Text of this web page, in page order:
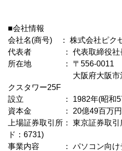
■会社情報
会社名(商号) ： 株式会社ピク
代表者 ： 代表取締役社
所在地 ： 〒556-0011
大阪府大阪市浪速区
クスタワー25F
設立 ： 1982年(昭和57
資本金 ： 20億49百万円
上場証券取引所： 東京証券取
ド：6731)
事業内容 ： パソコン向けデ